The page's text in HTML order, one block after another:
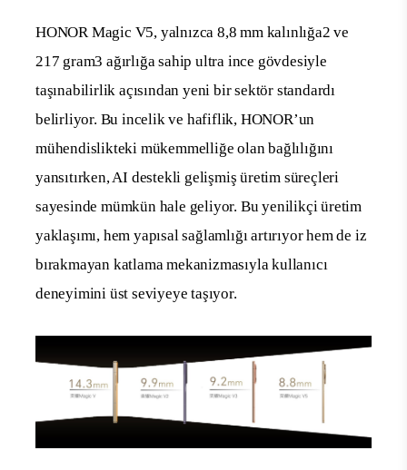
HONOR Magic V5, yalnızca 8,8 mm kalınlığa2 ve
217 gram3ağırlığa sahip ultra ince gövdesiyle
taşınabilirlik açısından yeni bir sektör standardı
belirliyor. Bu incelik ve hafiflik, HONOR’un
mühendislikteki mükemmelliğe olan bağlılığını
yansıtırken, AI destekli gelişmiş üretim süreçleri
sayesinde mümkün hale geliyor. Bu yenilikçi üretim
yaklaşımı, hem yapısal sağlamlığı artırıyor hem de iz
bırakmayan katlama mekanizmasıyla kullanıcı
deneyimini üst seviyeye taşıyor.